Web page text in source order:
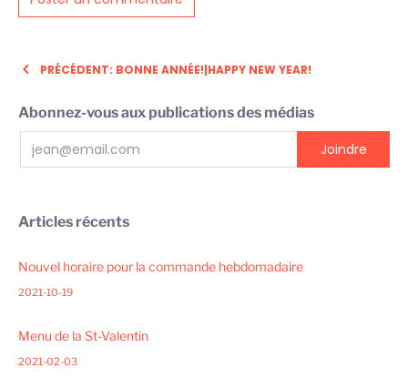
PRÉCÉDENT: BONNE ANNÉE!|HAPPY NEW YEAR!
Abonnez-vous aux publications des médias
Articles récents
Nouvel horaire pour la commande hebdomadaire
2021-10-19
Menu de la St-Valentin
2021-02-03